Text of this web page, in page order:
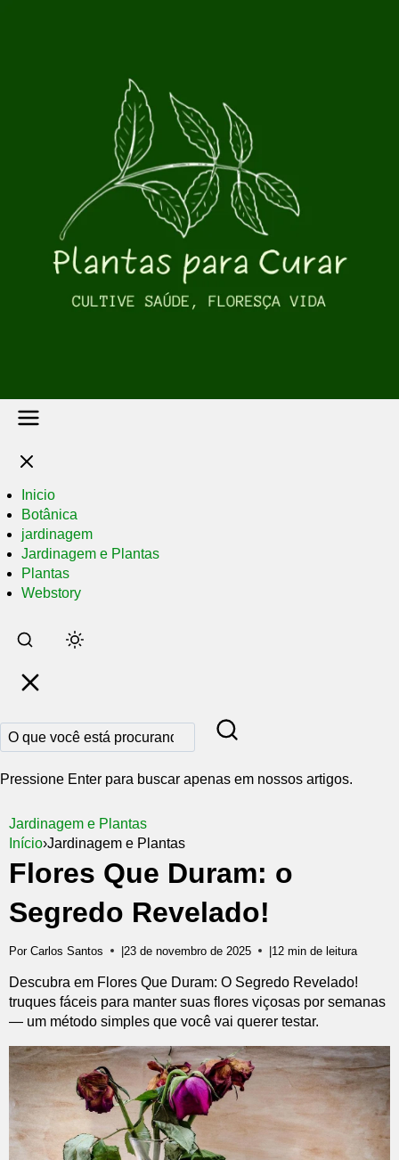
Inicio
Botânica
jardinagem
Jardinagem e Plantas
Plantas
Webstory
Pular
para
conteúdo
principal
Pressione Enter para buscar apenas em nossos artigos.
Jardinagem e Plantas
Início›Jardinagem e Plantas
Flores Que Duram: o
Segredo Revelado!
Por Carlos Santos |23 de novembro de 2025 |12 min de leitura
Descubra em Flores Que Duram: O Segredo Revelado!
truques fáceis para manter suas flores viçosas por semanas
— um método simples que você vai querer testar.